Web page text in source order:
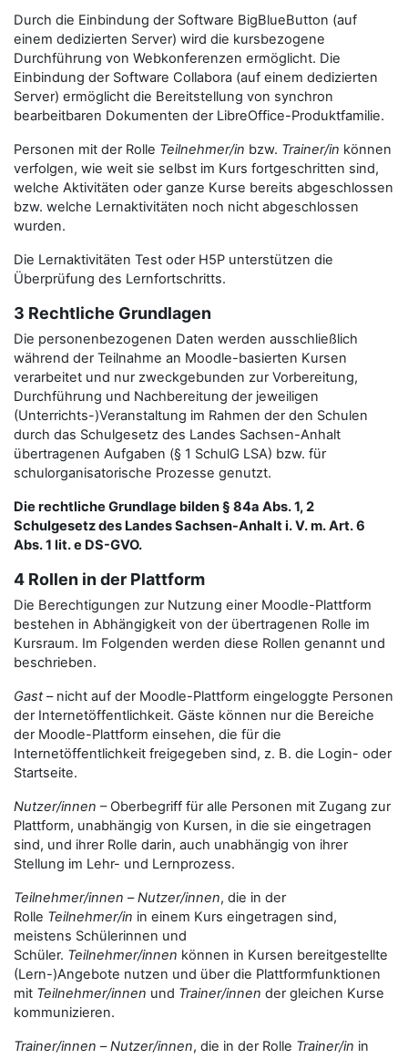
Durch die Einbindung der Software BigBlueButton (auf
einem dedizierten Server) wird die kursbezogene
Durchführung von Webkonferenzen ermöglicht. Die
Einbindung der Software Collabora (auf einem dedizierten
Server) ermöglicht die Bereitstellung von synchron
bearbeitbaren Dokumenten der LibreOffice-Produktfamilie.
Personen mit der Rolle Teilnehmer/in bzw. Trainer/in können
verfolgen, wie weit sie selbst im Kurs fortgeschritten sind,
welche Aktivitäten oder ganze Kurse bereits abgeschlossen
bzw. welche Lernaktivitäten noch nicht abgeschlossen
wurden.
Die Lernaktivitäten Test oder H5P unterstützen die
Überprüfung des Lernfortschritts.
3 Rechtliche Grundlagen
Die personenbezogenen Daten werden ausschließlich
während der Teilnahme an Moodle-basierten Kursen
verarbeitet und nur zweckgebunden zur Vorbereitung,
Durchführung und Nachbereitung der jeweiligen
(Unterrichts-)Veranstaltung im Rahmen der den Schulen
durch das Schulgesetz des Landes Sachsen-Anhalt
übertragenen Aufgaben (§ 1 SchulG LSA) bzw. für
schulorganisatorische Prozesse genutzt.
Die rechtliche Grundlage bilden § 84a Abs. 1, 2
Schulgesetz des Landes Sachsen-Anhalt i. V. m. Art. 6
Abs. 1 lit. e DS-GVO.
4 Rollen in der Plattform
Die Berechtigungen zur Nutzung einer Moodle-Plattform
bestehen in Abhängigkeit von der übertragenen Rolle im
Kursraum. Im Folgenden werden diese Rollen genannt und
beschrieben.
Gast– nicht auf der Moodle-Plattform eingeloggte Personen
der Internetöffentlichkeit. Gäste können nur die Bereiche
der Moodle-Plattform einsehen, die für die
Internetöffentlichkeit freigegeben sind, z. B. die Login- oder
Startseite.
Nutzer/innen – Oberbegriff für alle Personen mit Zugang zur
Plattform, unabhängig von Kursen, in die sie eingetragen
sind, und ihrer Rolle darin, auch unabhängig von ihrer
Stellung im Lehr- und Lernprozess.
Teilnehmer/innen –Nutzer/innen, die in der
Rolle Teilnehmer/in in einem Kurs eingetragen sind,
meistens Schülerinnen und
Schüler. Teilnehmer/innen können in Kursen bereitgestellte
(Lern-)Angebote nutzen und über die Plattformfunktionen
mit Teilnehmer/innen und Trainer/innen der gleichen Kurse
kommunizieren.
Trainer/innen –Nutzer/innen, die in der Rolle Trainer/in in